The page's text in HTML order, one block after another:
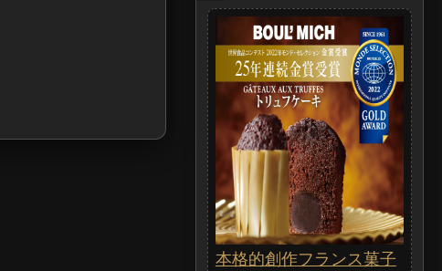
本格的創作フランス菓子